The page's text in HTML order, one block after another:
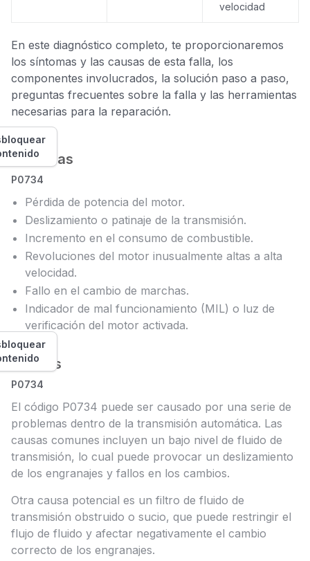
velocidad
En este diagnóstico completo, te proporcionaremos
los síntomas y las causas de esta falla, los
componentes involucrados, la solución paso a paso,
preguntas frecuentes sobre la falla y las herramientas
necesarias para la reparación.
Síntomas
P0734
Pérdida de potencia del motor.
Deslizamiento o patinaje de la transmisión.
Incremento en el consumo de combustible.
Revoluciones del motor inusualmente altas a alta
velocidad.
Fallo en el cambio de marchas.
Indicador de mal funcionamiento (MIL) o luz de
verificación del motor activada.
Causas
P0734
El código P0734 puede ser causado por una serie de
problemas dentro de la transmisión automática. Las
causas comunes incluyen un bajo nivel de fluido de
transmisión, lo cual puede provocar un deslizamiento
de los engranajes y fallos en los cambios.
Otra causa potencial es un filtro de fluido de
transmisión obstruido o sucio, que puede restringir el
flujo de fluido y afectar negativamente el cambio
correcto de los engranajes.